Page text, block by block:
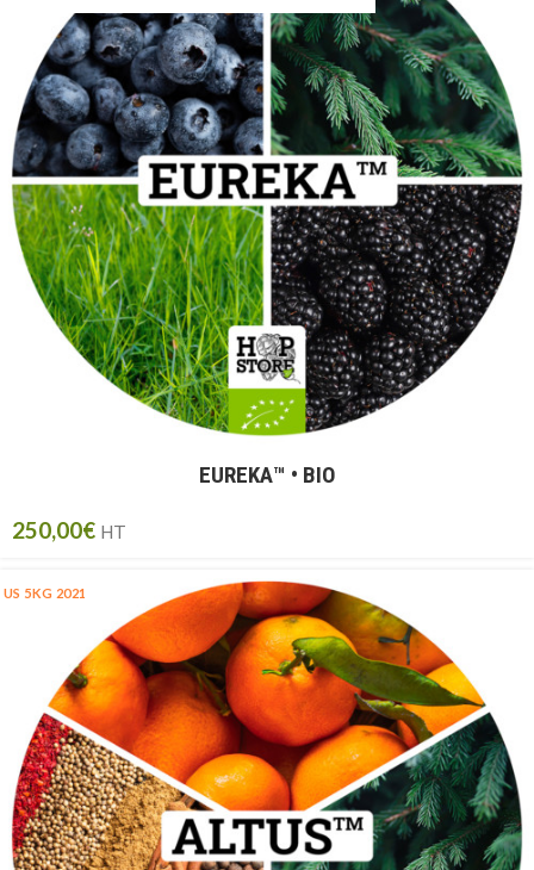
EUREKA™ • BIO
250,00€ HT
US 5KG 2021